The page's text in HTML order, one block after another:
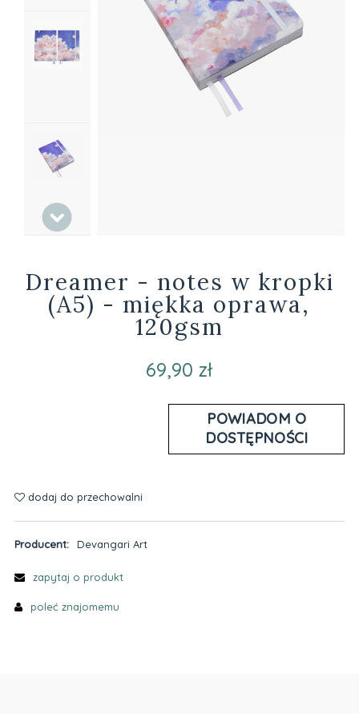
Dreamer - notes w kropki
(A5) - miękka oprawa,
120gsm
69,90 zł
POWIADOM O
DOSTĘPNOŚCI
dodaj do przechowalni
Producent: Devangari Art
zapytaj o produkt
poleć znajomemu